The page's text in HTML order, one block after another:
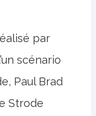
par
scénario
Paul Brad
Strode